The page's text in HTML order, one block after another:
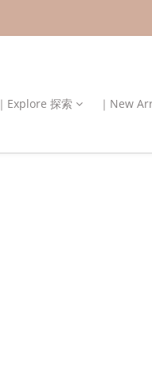
｜Explore 探索 ｜New